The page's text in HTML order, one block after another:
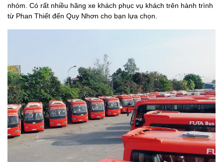
nhóm. Có rất nhiều hãng xe khách phục vụ khách trên hành trình
từ Phan Thiết đến Quy Nhơn cho bạn lựa chọn.